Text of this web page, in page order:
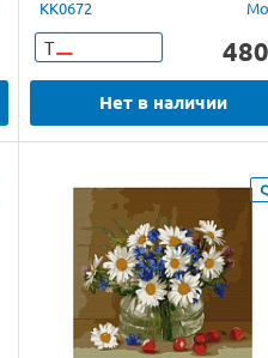
KK0672
Т 480
Нет в наличии